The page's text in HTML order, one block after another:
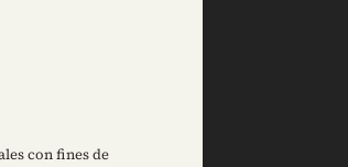
con fines de